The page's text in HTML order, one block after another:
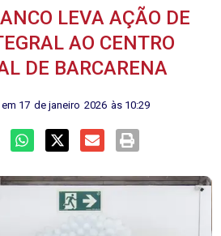
LEVA AÇÃO DE
AO CENTRO
DE BARCARENA
17 de janeiro 2026 às 10:29